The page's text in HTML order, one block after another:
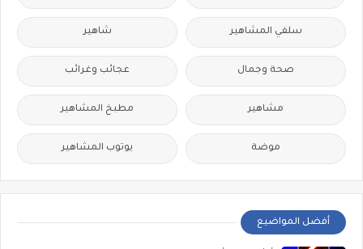
سلفي المشاهير شاهير
صحة وجمال عجائب وغرائب
مشاهير مطبخ المشاهير
موضة يوتوب المشاهير
أفضل المواضيع